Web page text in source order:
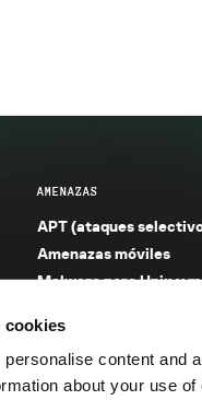
cookies
content and
about your use
AMENAZAS
APT (ataques
Amenazas móviles
Malware para Unix y
Entorno seguro (IoT)
Amenazas financieras
Amenazas industriales